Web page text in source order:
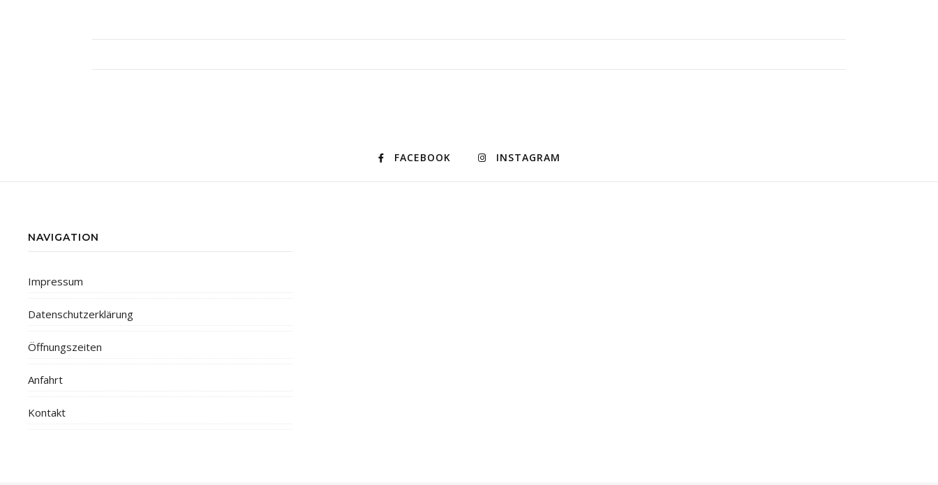
FACEBOOK INSTAGRAM
NAVIGATION
Impressum
Datenschutzerklärung
Öffnungszeiten
Anfahrt
Kontakt